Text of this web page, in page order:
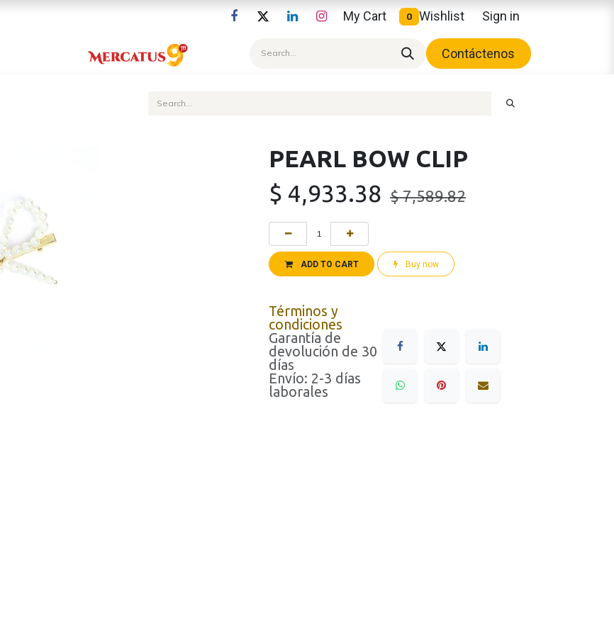
My Cart 0 Wishlist Sign in
Contáctenos
PEARL BOW CLIP
$ 4,933.38 $7,589.82
ADD TO CART Buy now
Términos y
condiciones
Garantía de
devolución de 30
días
Envío: 2-3 días
laborales